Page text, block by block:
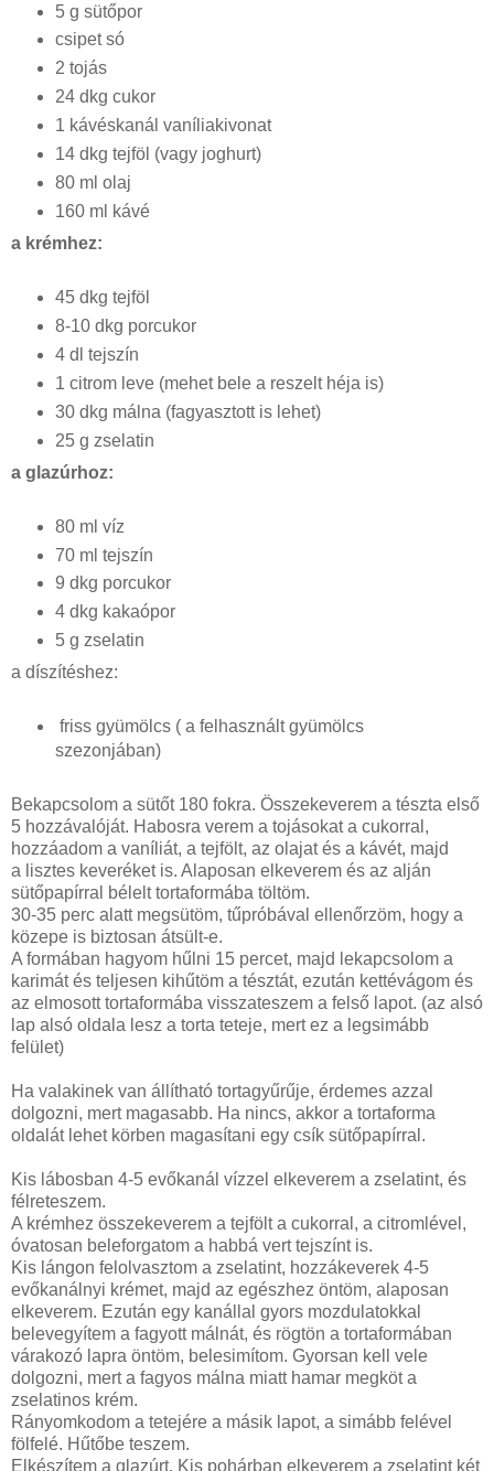
5 g sütőpor
csipet só
2 tojás
24 dkg cukor
1 kávéskanál vaníliakivonat
14 dkg tejföl (vagy joghurt)
80 ml olaj
160 ml kávé
a krémhez:
45 dkg tejföl
8-10 dkg porcukor
4 dl tejszín
1 citrom leve (mehet bele a reszelt héja is)
30 dkg málna (fagyasztott is lehet)
25 g zselatin
a glazúrhoz:
80 ml víz
70 ml tejszín
9 dkg porcukor
4 dkg kakaópor
5 g zselatin
a díszítéshez:
friss gyümölcs ( a felhasznált gyümölcs
szezonjában)
Bekapcsolom a sütőt 180 fokra. Összekeverem a tészta első
5 hozzávalóját. Habosra verem a tojásokat a cukorral,
hozzáadom a vaníliát, a tejfölt, az olajat és a kávét, majd
a lisztes keveréket is. Alaposan elkeverem és az alján
sütőpapírral bélelt tortaformába töltöm.
30-35 perc alatt megsütöm, tűpróbával ellenőrzöm, hogy a
közepe is biztosan átsült-e.
A formában hagyom hűlni 15 percet, majd lekapcsolom a
karimát és teljesen kihűtöm a tésztát, ezután kettévágom és
az elmosott tortaformába visszateszem a felső lapot. (az alsó
lap alsó oldala lesz a torta teteje, mert ez a legsimább
felület)
Ha valakinek van állítható tortagyűrűje, érdemes azzal
dolgozni, mert magasabb. Ha nincs, akkor a tortaforma
oldalát lehet körben magasítani egy csík sütőpapírral.
Kis lábosban 4-5 evőkanál vízzel elkeverem a zselatint, és
félreteszem.
A krémhez összekeverem a tejfölt a cukorral, a citromlével,
óvatosan beleforgatom a habbá vert tejszínt is.
Kis lángon felolvasztom a zselatint, hozzákeverek 4-5
evőkanálnyi krémet, majd az egészhez öntöm, alaposan
elkeverem. Ezután egy kanállal gyors mozdulatokkal
belevegyítem a fagyott málnát, és rögtön a tortaformában
várakozó lapra öntöm, belesimítom. Gyorsan kell vele
dolgozni, mert a fagyos málna miatt hamar megköt a
zselatinos krém.
Rányomkodom a tetejére a másik lapot, a simább felével
fölfelé. Hűtőbe teszem.
Elkészítem a glazúrt. Kis pohárban elkeverem a zselatint két